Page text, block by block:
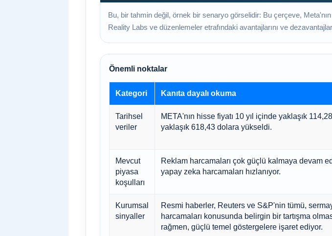
Bu, bir tahmin değil, örnek bir senaryo görselidir: Bu çerçeve,
Reality Labs ve düzenlemeler etrafındaki avantajlarını ve
Önemli noktalar
Kategori Kanıta dayalı okuma
Tarihsel
veriler
META'nın hisse fiyatı 10 yıl içinde yaklaşık
yaklaşık 618,43 dolara yükseldi.
Mevcut
piyasa
koşulları
Reklam harcamaları çok güçlü kalmaya devam
yapay zeka harcamaları hızlanıyor.
Kurumsal
sinyaller
Resmi haberler, Reuters ve S&P'nin tümü,
harcamaları konusunda belirgin bir tartışma
rağmen, güçlü temel göstergelere işaret ediyor.